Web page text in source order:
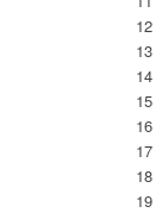
12
13
14
15
16
17
18
19